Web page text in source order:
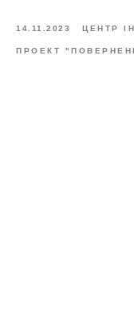
14.11.2023 ЦЕНТР
ПРОЕКТ